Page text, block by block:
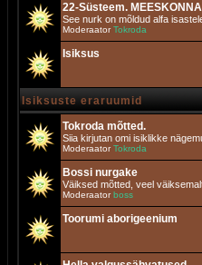
22-Süsteem.
See nurk on mõldud alfa
ModeraatorTokroda
Isiksus
Isiksuste eraruumid
Tokroda mõtted.
Siia kirjutan omi isiklikke
ModeraatorTokroda
Bossi nurgake
Väiksed mõtted, veel
Moderaatorboss
Toorumi aborigeenium